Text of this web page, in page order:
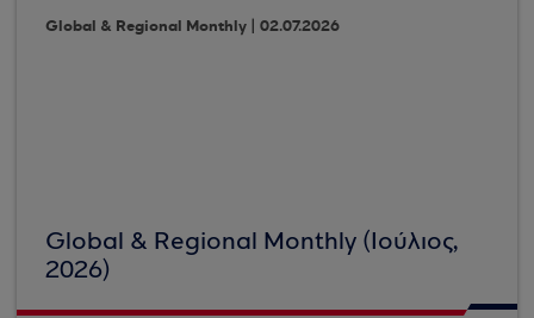
Global & Regional Monthly | 02.07.2026
Global & Regional Monthly (Ιούλιος,
2026)